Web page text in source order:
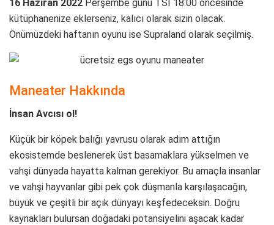
16 Haziran 2022 Perşembe günü TSİ 18:00 öncesinde
kütüphanenize eklerseniz, kalıcı olarak sizin olacak.
Önümüzdeki haftanın oyunu ise Supraland olarak seçilmiş.
Maneater Hakkında
İnsan Avcısı ol!
Küçük bir köpek balığı yavrusu olarak adım attığın
ekosistemde beslenerek üst basamaklara yükselmen ve
vahşi dünyada hayatta kalman gerekiyor. Bu amaçla insanlar
ve vahşi hayvanlar gibi pek çok düşmanla karşılaşacağın,
büyük ve çeşitli bir açık dünyayı keşfedeceksin. Doğru
kaynakları bulursan doğadaki potansiyelini aşacak kadar